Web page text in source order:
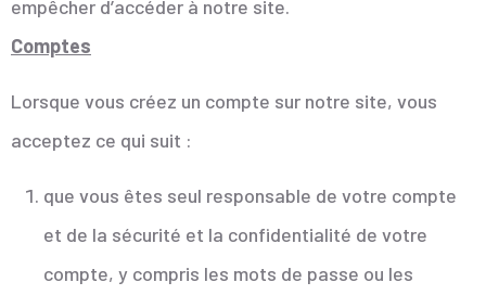
empêcher d’accéder à notre site.
Comptes
Lorsque vous créez un compte sur notre site, vous
acceptez ce qui suit :
que vous êtes seul responsable de votre compte
et de la sécurité et la confidentialité de votre
compte, y compris les mots de passe ou les